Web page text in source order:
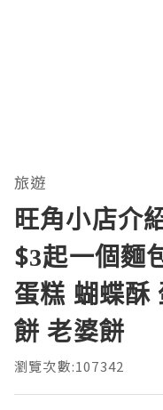
旅遊
旺角小店介
$3起一個麵
蛋糕 蝴蝶酥
餅 老婆餅
瀏覽次數:107342